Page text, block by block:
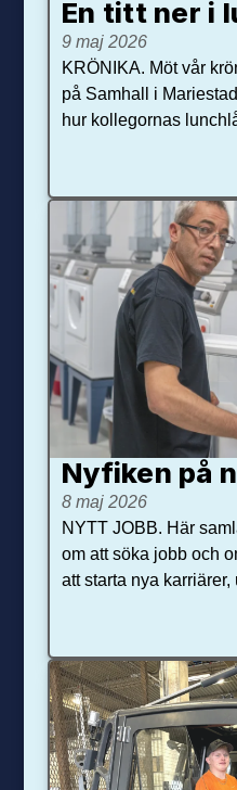
En titt ner i
9 maj 2026
KRÖNIKA. Möt vår
på Samhall i
hur kollegornas
Nyfiken på
8 maj 2026
NYTT JOBB. Här
om att söka jobb och
att starta nya